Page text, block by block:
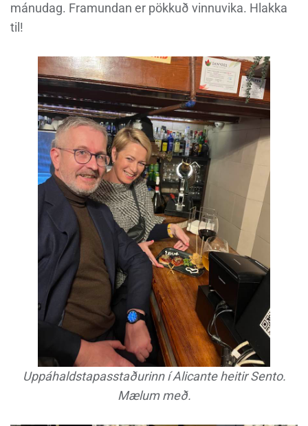
mánudag. Framundan er pökkuð vinnuvika. Hlakka
til!
Uppáhaldstapasstaðurinn í Alicante heitir Sento.
Mælum með.